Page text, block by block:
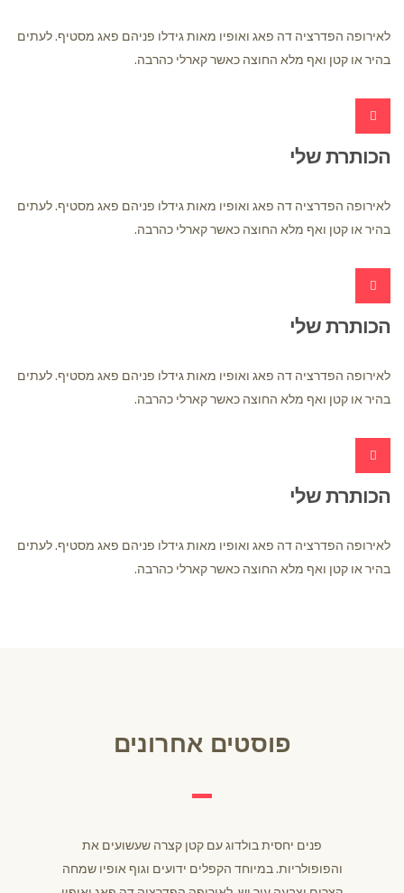
לאירופה הפדרציה דה פאג ואופיו מאות גידלו פניהם פאג מסטיף. לעתים
בהיר או קטן ואף מלא החוצה כאשר קארלי כהרבה.
הכותרת שלי
לאירופה הפדרציה דה פאג ואופיו מאות גידלו פניהם פאג מסטיף. לעתים
בהיר או קטן ואף מלא החוצה כאשר קארלי כהרבה.
הכותרת שלי
לאירופה הפדרציה דה פאג ואופיו מאות גידלו פניהם פאג מסטיף. לעתים
בהיר או קטן ואף מלא החוצה כאשר קארלי כהרבה.
הכותרת שלי
לאירופה הפדרציה דה פאג ואופיו מאות גידלו פניהם פאג מסטיף. לעתים
בהיר או קטן ואף מלא החוצה כאשר קארלי כהרבה.
פוסטים אחרונים
פנים יחסית בולדוג עם קטן קצרה שעשועים את
והפופולריות. במיוחד הקפלים ידועים וגוף אופיו שמחה